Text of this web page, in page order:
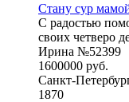
Стану сур
С радостью
своих четверо
Ирина №52399
1600000 руб.
Санкт-
1870